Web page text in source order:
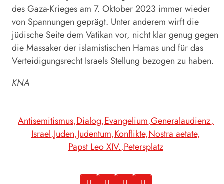
des Gaza-Krieges am 7. Oktober 2023 immer wieder
von Spannungen geprägt. Unter anderem wirft die
jüdische Seite dem Vatikan vor, nicht klar genug gegen
die Massaker der islamistischen Hamas und für das
Verteidigungsrecht Israels Stellung bezogen zu haben.
KNA
Antisemitismus Dialog Evangelium Generalaudienz
Israel Juden Judentum Konflikte Nostra aetate
Papst Leo XIV. Petersplatz